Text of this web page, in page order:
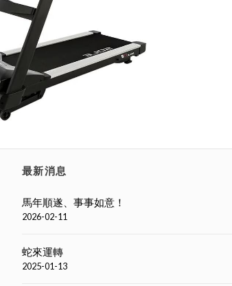
最新消息
馬年順遂、事事如意！
2026-02-11
蛇來運轉
2025-01-13